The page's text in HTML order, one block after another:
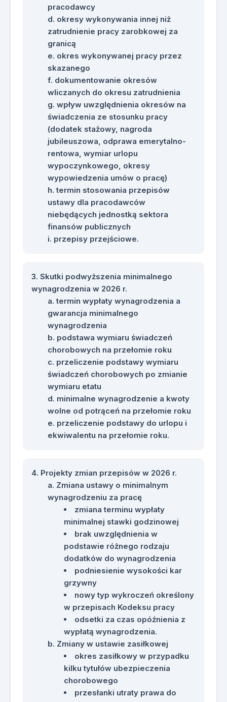
pracodawcy
okresy wykonywania innej niż
zatrudnienie pracy zarobkowej za
granicą
okres wykonywanej pracy przez
skazanego
dokumentowanie okresów
wliczanych do okresu zatrudnienia
wpływ uwzględnienia okresów na
świadczenia ze stosunku pracy
(dodatek stażowy, nagroda
jubileuszowa, odprawa emerytalno-
rentowa, wymiar urlopu
wypoczynkowego, okresy
wypowiedzenia umów o pracę)
termin stosowania przepisów
ustawy dla pracodawców
niebędących jednostką sektora
finansów publicznych
przepisy przejściowe.
Skutki podwyższenia minimalnego
wynagrodzenia w 2026 r.
termin wypłaty wynagrodzenia a
gwarancja minimalnego
wynagrodzenia
podstawa wymiaru świadczeń
chorobowych na przełomie roku
przeliczenie podstawy wymiaru
świadczeń chorobowych po zmianie
wymiaru etatu
minimalne wynagrodzenie a kwoty
wolne od potrąceń na przełomie roku
przeliczenie podstawy do urlopu i
ekwiwalentu na przełomie roku.
Projekty zmian przepisów w 2026 r.
Zmiana ustawy o minimalnym
wynagrodzeniu za pracę
zmiana terminu wypłaty
minimalnej stawki godzinowej
brak uwzględnienia w
podstawie różnego rodzaju
dodatków do wynagrodzenia
podniesienie wysokości kar
grzywny
nowy typ wykroczeń określony
w przepisach Kodeksu pracy
odsetki za czas opóźnienia z
wypłatą wynagrodzenia.
Zmiany w ustawie zasiłkowej
okres zasiłkowy w przypadku
kilku tytułów ubezpieczenia
chorobowego
przesłanki utraty prawa do